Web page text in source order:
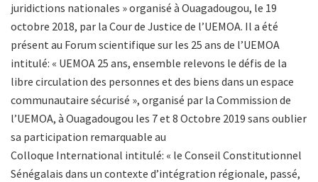
juridictions nationales » organisé à Ouagadougou, le 19
octobre 2018, par la Cour de Justice de l’UEMOA. Il a été
présent au Forum scientifique sur les 25 ans de l’UEMOA
intitulé: « UEMOA 25 ans, ensemble relevons le défis de la
libre circulation des personnes et des biens dans un espace
communautaire sécurisé », organisé par la Commission de
l’UEMOA, à Ouagadougou les 7 et 8 Octobre 2019 sans oublier
sa participation remarquable au
Colloque International intitulé: « le Conseil Constitutionnel
Sénégalais dans un contexte d’intégration régionale, passé,